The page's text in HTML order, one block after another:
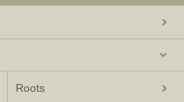
Roots